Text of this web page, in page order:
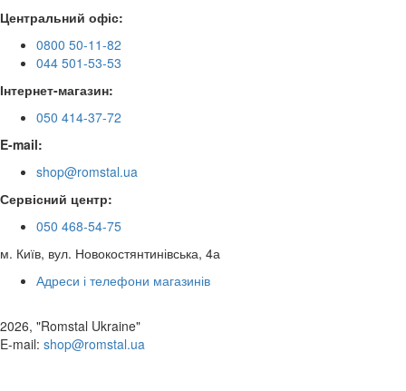
Центральний офіс:
0800 50-11-82
044 501-53-53
Інтернет-магазин:
050 414-37-72
E-mail:
shop@romstal.ua
Сервісний центр:
050 468-54-75
м. Київ, вул. Новокостянтинівська, 4а
Адреси і телефони магазинів
2026, "Romstal Ukraine"
​E-mail: shop@romstal.ua